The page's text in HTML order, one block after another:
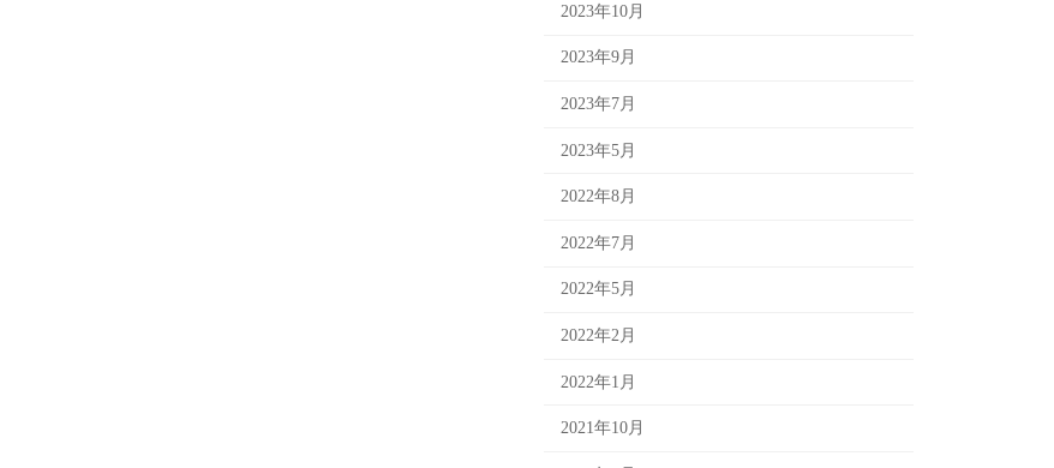
2023年10月
2023年9月
2023年7月
2023年5月
2022年8月
2022年7月
2022年5月
2022年2月
2022年1月
2021年10月